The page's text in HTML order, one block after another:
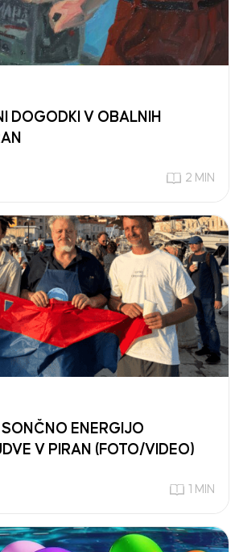
DOGODKI V OBALNIH
2 MIN
ENERGIJO
V PIRAN (FOTO/VIDEO)
1 MIN